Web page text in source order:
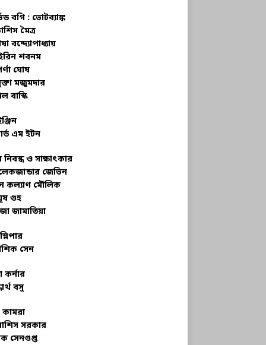
বগি : ভোটব্যাঙ্ক
মৈত্র
বন্দ্যোপাধ্যায়
শবনম
ঘোষ
মজুমদার
বাস্কি
এম ইটন
নিবন্ধ ও সাক্ষাৎকার
জেভিন
কল্যাণ মৌলিক
গুহ
জামাতিয়া
সেন
কর্নার
বসু
কামরা
সরকার
সেনগুপ্ত